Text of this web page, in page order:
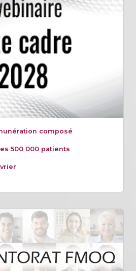
composé
500 000 patients